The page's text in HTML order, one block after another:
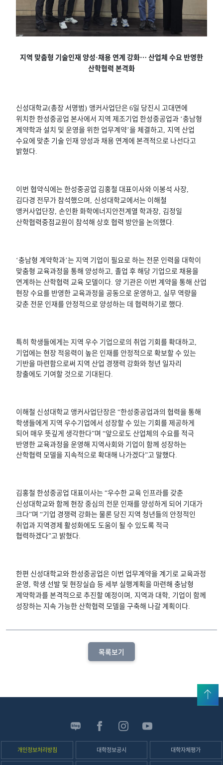
지역 맞춤형 기술인재 양성·채용 연계 강화… 산업체 수요 반영한
산학협력 본격화
신성대학교(총장 서명범) 앵커사업단은 6일 당진시 고대면에
위치한 한성중공업 본사에서 지역 제조기업 한성중공업과 ‘충남형
계약학과 설치 및 운영을 위한 업무계약’을 체결하고, 지역 산업
수요에 맞춘 기술 인재 양성과 채용 연계에 본격적으로 나선다고
밝혔다.
이번 협약식에는 한성중공업 김홍철 대표이사와 이봉석 사장,
김다경 전무가 참석했으며 , 신성대학교에서는 이해철
앵커사업단장, 손인환 화학에너지안전계열 학과장, 김정일
산학협력중점교원이 참석해 상호 협력 방안을 논의했다.
‘충남형 계약학과’는 지역 기업이 필요로 하는 전문 인력을 대학이
맞춤형 교육과정을 통해 양성하고, 졸업 후 해당 기업으로 채용을
연계하는 산학협력 교육 모델이다. 양 기관은 이번 계약을 통해 산업
현장 수요를 반영한 교육과정을 공동으로 운영하고, 실무 역량을
갖춘 전문 인재를 안정적으로 양성하는 데 협력하기로 했다.
특히 학생들에게는 지역 우수 기업으로의 취업 기회를 확대하고,
기업에는 현장 적응력이 높은 인재를 안정적으로 확보할 수 있는
기반을 마련함으로써 지역 산업 경쟁력 강화와 청년 일자리
창출에도 기여할 것으로 기대된다.
이해철 신성대학교 앵커사업단장은 “한성중공업과의 협력을 통해
학생들에게 지역 우수기업에서 성장할 수 있는 기회를 제공하게
되어 매우 뜻깊게 생각한다”며 “앞으로도 산업체의 수요를 적극
반영한 교육과정을 운영해 지역사회와 기업이 함께 성장하는
산학협력 모델을 지속적으로 확대해 나가겠다”고 말했다.
김홍철 한성중공업 대표이사는 “우수한 교육 인프라를 갖춘
신성대학교와 함께 현장 중심의 전문 인재를 양성하게 되어 기대가
크다”며 “기업 경쟁력 강화는 물론 당진 지역 청년들의 안정적인
취업과 지역경제 활성화에도 도움이 될 수 있도록 적극
협력하겠다”고 밝혔다.
한편 신성대학교와 한성중공업은 이번 업무계약을 계기로 교육과정
운영 , 학생 선발 및 현장실습 등 세부 실행계획을 마련해 충남형
계약학과를 본격적으로 추진할 예정이며 , 지역과 대학, 기업이 함께
성장하는 지속 가능한 산학협력 모델을 구축해 나갈 계획이다.
목록보기
위로
개인정보처리방침
대학정보공시 대학자체평가